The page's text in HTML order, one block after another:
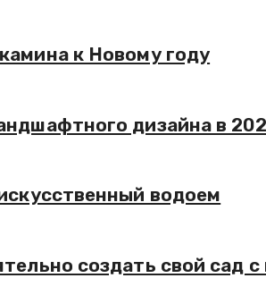
к Новому году
дизайна в
водоем
создать свой сад с